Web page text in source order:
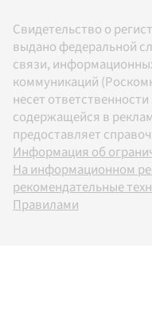
Свидетельство о
выдано федеральной
связи,
коммуникаций
несет
содержащейся в
предоставляет
Информация об
На информационном
рекомендательные
Правилами